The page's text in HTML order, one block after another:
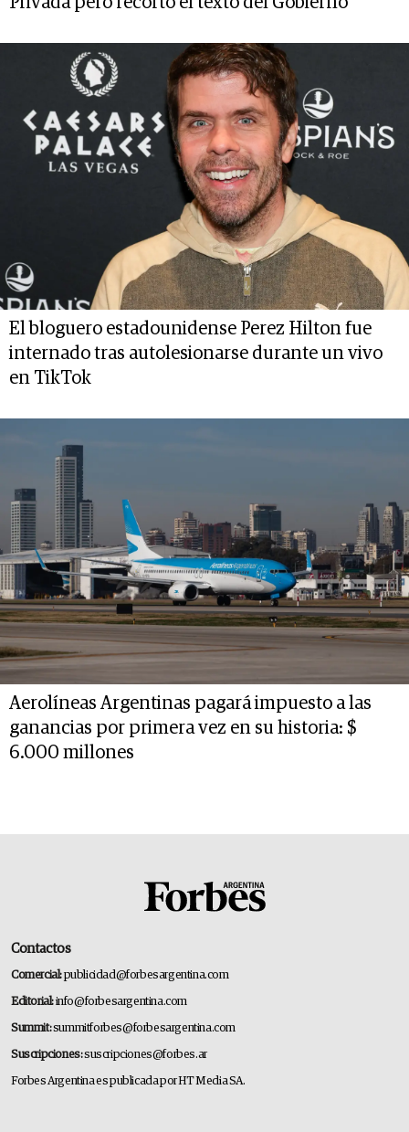
El bloguero estadounidense Perez Hilton fue
internado tras autolesionarse durante un vivo
en TikTok
Aerolíneas Argentinas pagará impuesto a las
ganancias por primera vez en su historia: $
6.000 millones
Contactos
Comercial:publicidad@forbesargentina.com
Editorial:info@forbesargentina.com
Summit:summitforbes@forbesargentina.com
Suscripciones:suscripciones@forbes.ar
Forbes Argentina es publicada por HT Media SA.